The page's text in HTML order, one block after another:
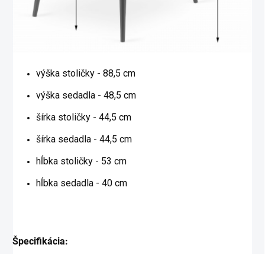
výška stoličky - 88,5 cm
výška sedadla - 48,5 cm
šírka stoličky - 44,5 cm
šírka sedadla - 44,5 cm
hĺbka stoličky - 53 cm
hĺbka sedadla - 40 cm
Špecifikácia: